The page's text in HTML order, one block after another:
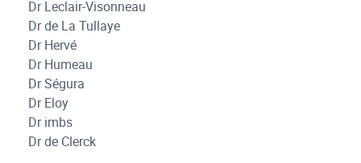
Dr Leclair-Visonneau
Dr de La Tullaye
Dr Hervé
Dr Humeau
Dr Ségura
Dr Eloy
Dr imbs
Dr de Clerck